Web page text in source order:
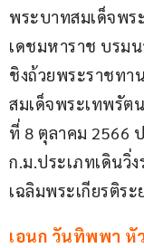
พระบาทสมเด็จพ
เดชมหาราช บรมน
ชิงถ้วยพระราชทา
สมเด็จพระเทพรัต
ที่ 8 ตุลาคม 2566
ก.ม.ประเภทเดินวิ่
เฉลิมพระเกียรติระ
เอนก วันทิพพา หั